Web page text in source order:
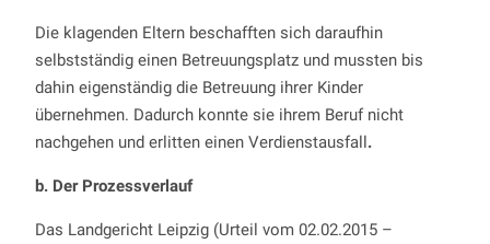
Die klagenden Eltern beschafften sich daraufhin
selbstständig einen Betreuungsplatz und mussten bis
dahin eigenständig die Betreuung ihrer Kinder
übernehmen. Dadurch konnte sie ihrem Beruf nicht
nachgehen und erlitten einen Verdienstausfall.
b. Der Prozessverlauf
Das Landgericht Leipzig (Urteil vom 02.02.2015 –